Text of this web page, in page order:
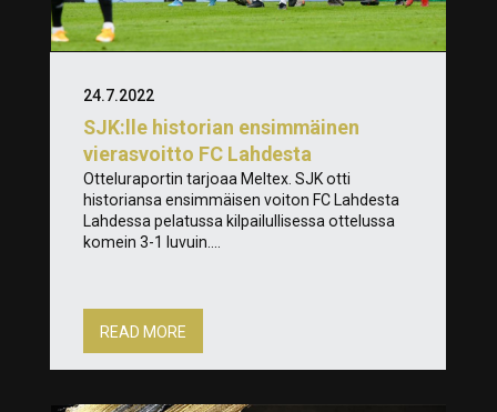
SJK:lle historian ensimmäinen
vierasvoitto FC Lahdesta
24.7.2022
Otteluraportin tarjoaa Meltex. SJK otti
historiansa ensimmäisen voiton FC Lahdesta
Lahdessa pelatussa kilpailullisessa ottelussa
komein 3-1 luvuin....
READ MORE